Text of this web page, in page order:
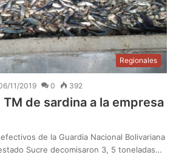
Regionales
11/2019 0 392
de sardina a la empresa
de la Guardia Nacional Bolivariana
Sucre decomisaron 3, 5 toneladas…